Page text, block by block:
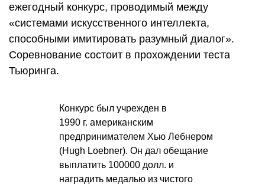
ежегодный конкурс, проводимый между
«системами искусственного интеллекта,
способными имитировать разумный диалог».
Соревнование состоит в прохождении теста
Тьюринга.
Конкурс был учрежден в
1990 г. американским
предпринимателем Хью Лебнером
(Hugh Loebner). Он дал обещание
выплатить 100000 долл. и
наградить медалью из чистого